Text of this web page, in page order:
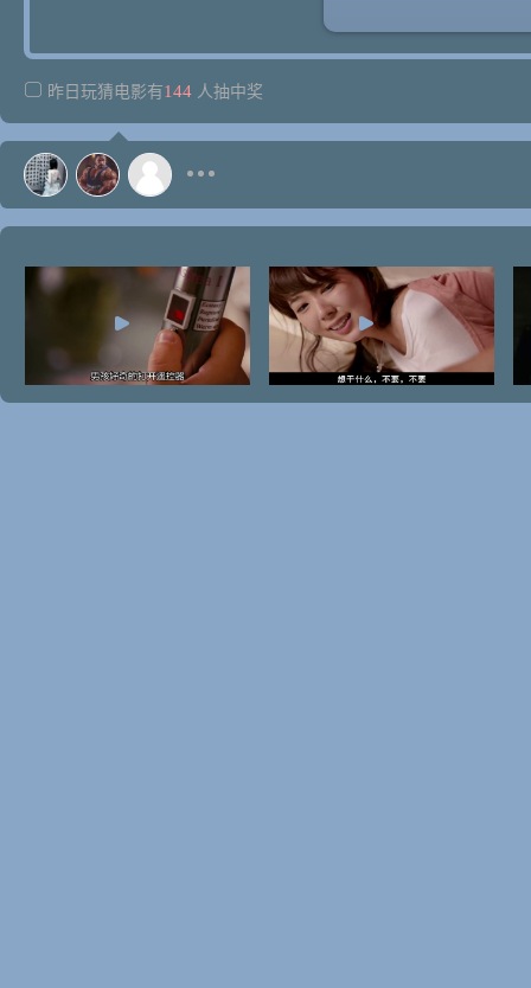
昨日玩猜电影有144 人抽中奖